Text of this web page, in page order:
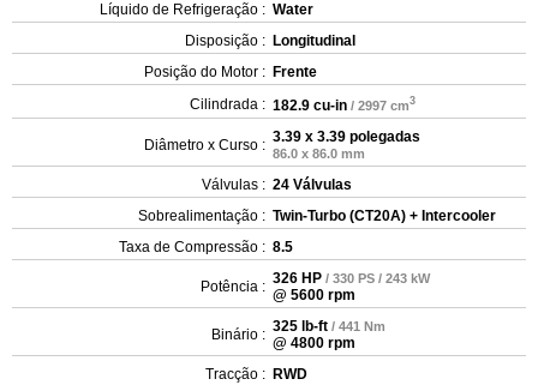
Líquido de Refrigeração : Water
Disposição : Longitudinal
Posição do Motor : Frente
Cilindrada : 182.9 cu-in / 2997 cm3
Diâmetro x Curso : 3.39 x 3.39 polegadas
86.0 x 86.0 mm
Válvulas : 24 Válvulas
Sobrealimentação : Twin-Turbo (CT20A) + Intercooler
Taxa de Compressão : 8.5
Potência : 326 HP / 330 PS / 243 kW
@ 5600 rpm
Binário : 325 lb-ft / 441 Nm
@ 4800 rpm
Tracção : RWD